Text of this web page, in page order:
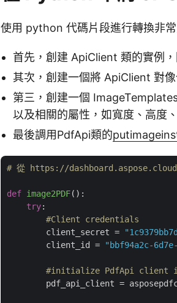
使用 python 代碼片段進行轉換非
首先，創建 ApiClient 類的實例
其次，創建一個將 ApiClient 對
第三，創建一個
以及相關的屬性，如寬度、高度
最後調用PdfApi類的
# 從 https://dashboard.aspose.cloud/
def image2PDF():
try:
#Client credentials
        client_secret =
        client_id =
"bbf94a2c-
#initialize PdfApi client
pdf_api_client =